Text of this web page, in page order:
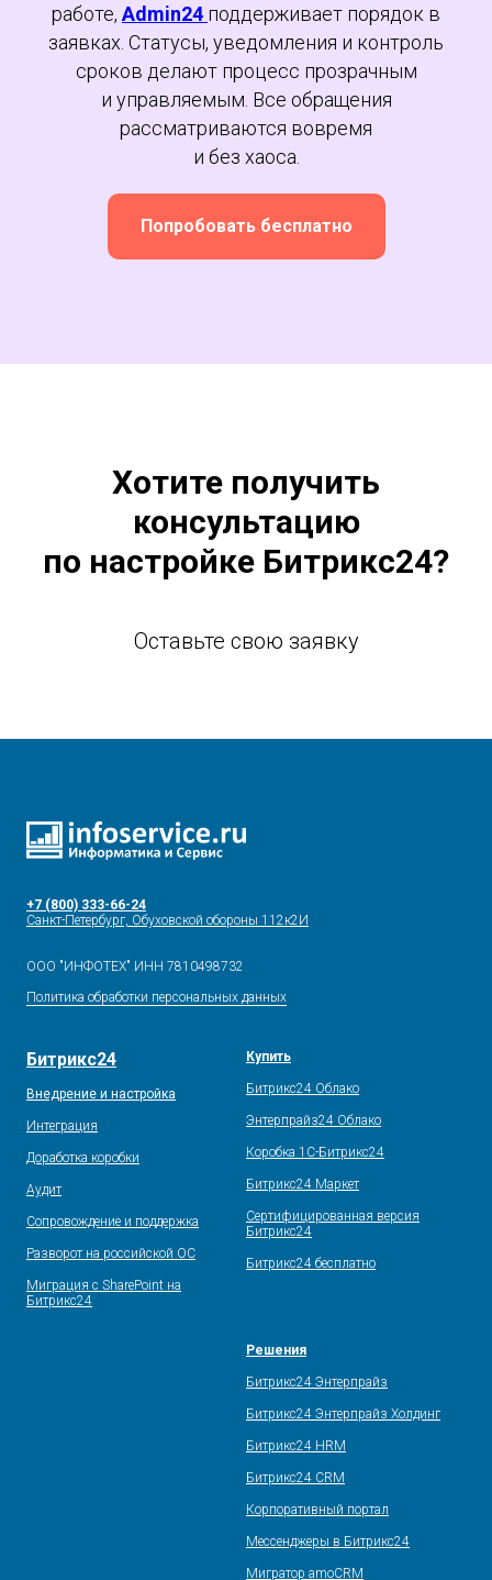
работе, Admin24 поддерживает порядок в
заявках. Статусы, уведомления и контроль
сроков делают процесс прозрачным
и управляемым. Все обращения
рассматриваются вовремя
и без хаоса.
Попробовать бесплатно
Хотите получить
консультацию
по настройке Битрикс24?
Оставьте свою заявку
+7 (800) 333-66-24
Санкт-Петербург, Обуховской обороны 112к2И
ООО "ИНФОТЕХ" ИНН 7810498732
Политика обработки персональных данных
Битрикс24
Внедрение и настройка
Интеграция
Доработка коробки
Аудит
Сопровождение и поддержка
Разворот на российской ОС
Миграция с SharePoint на
Битрикс24
Купить
Битрикс24 Облако
Энтерпрайз24 Облако
Коробка 1С-Битрикс24
Битрикс24 Маркет
Сертифицированная версия
Битрикс24
Битрикс24 бесплатно
Решения
Битрикс24 Энтерпрайз
Битрикс24 Энтерпрайз Холдинг
Битрикс24 HRM
Битрикс24 CRM
Корпоративный портал
Мессенджеры в Битрикс24
Мигратор amoCRM